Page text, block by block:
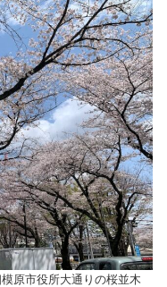
原市役所大通りの桜並木